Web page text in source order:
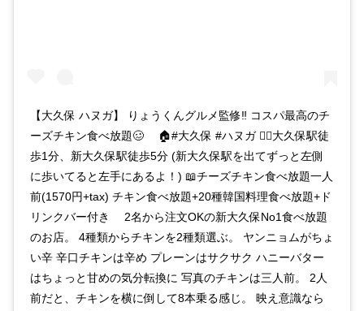
【大久保 ハヌガ】 りょうくんグルメ監修‼️ コスパ最高のチ
ーズチキン食べ放題🥴 ⠀ 🏠#大久保 #ハヌガ 🚶‍♂️大久保駅徒
歩1分、新大久保駅徒歩5分 (新大久保駅を出てずっと左側
に歩いてると左手にあるよ！) 📖チーズチキン食べ放題一人
前(1570円+tax) チキン食べ放題+20種韓国料理食べ放題+ド
リンクバー付き ⠀ 2名から注文OKの新大久保No1食べ放題
のお店。 4種類からチキンを2種類選ぶ。 ヤンニョムがちょ
い辛 辛口チキンは辛め プレーンはサクサク ハニーバター
はちょっと甘めの気分転換に 写真のチキンは三人前。 2人
前だと、チキンを横に倒して8本乗る感じ。 映え意識なら